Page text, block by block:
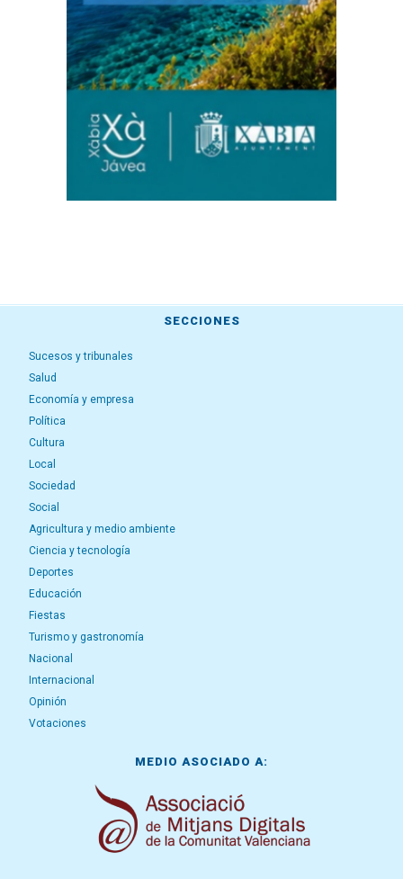
SECCIONES
Sucesos y tribunales
Salud
Economía y empresa
Política
Cultura
Local
Sociedad
Social
Agricultura y medio ambiente
Ciencia y tecnología
Deportes
Educación
Fiestas
Turismo y gastronomía
Nacional
Internacional
Opinión
Votaciones
MEDIO ASOCIADO A: